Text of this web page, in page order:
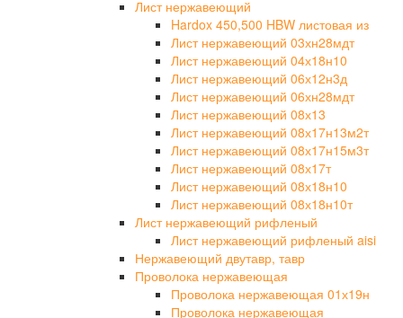
Лист нержавеющий
Hardox 450,500 HBW листовая из
Лист нержавеющий 03хн28мдт
Лист нержавеющий 04х18н10
Лист нержавеющий 06х12н3д
Лист нержавеющий 06хн28мдт
Лист нержавеющий 08х13
Лист нержавеющий 08х17н13м2т
Лист нержавеющий 08х17н15м3т
Лист нержавеющий 08х17т
Лист нержавеющий 08х18н10
Лист нержавеющий 08х18н10т
Лист нержавеющий рифленый
Лист нержавеющий рифленый aisi
Нержавеющий двутавр, тавр
Проволока нержавеющая
Проволока нержавеющая 01х19н
Проволока нержавеющая